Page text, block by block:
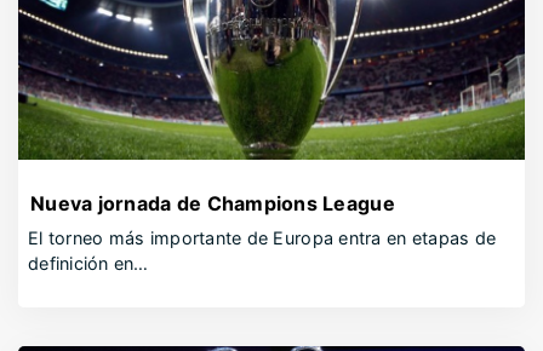
Nueva jornada de Champions League
El torneo más importante de Europa entra en etapas de
definición en…